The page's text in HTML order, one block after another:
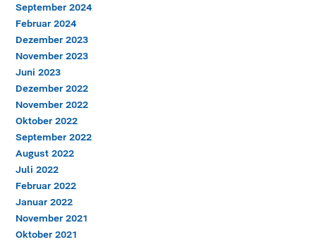
September 2024
Februar 2024
Dezember 2023
November 2023
Juni 2023
Dezember 2022
November 2022
Oktober 2022
September 2022
August 2022
Juli 2022
Februar 2022
Januar 2022
November 2021
Oktober 2021